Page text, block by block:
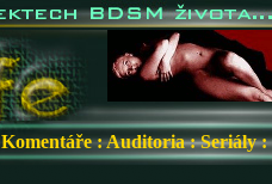
Komentáře:Auditoria:Seriály: